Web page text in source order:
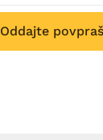
Oddajte